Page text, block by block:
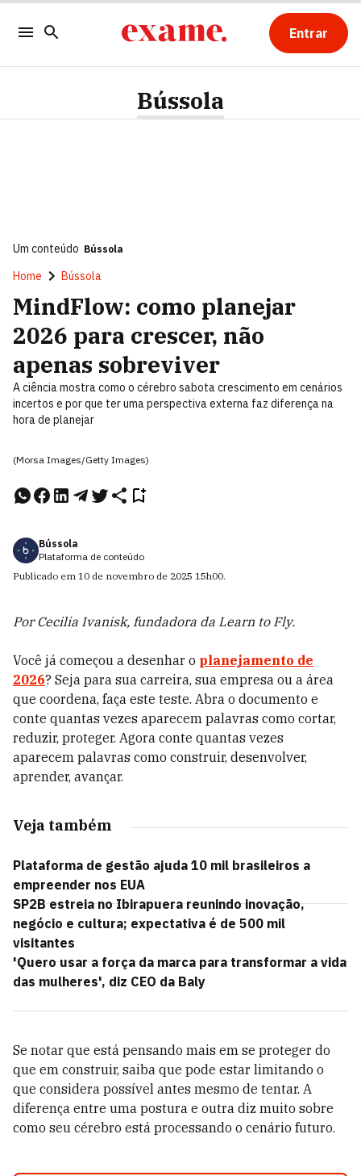
Entrar
Bússola
Um conteúdo Bússola
Home Bússola
MindFlow: como planejar
2026 para crescer, não
apenas sobreviver
A ciência mostra como o cérebro sabota crescimento em cenários
incertos e por que ter uma perspectiva externa faz diferença na
hora de planejar
(Morsa Images/Getty Images)
Bússola
Plataforma de conteúdo
Publicado em 10 de novembro de 2025 15h00.
Por Cecilia Ivanisk, fundadora da Learn to Fly.
Você já começou a desenhar o planejamento de
2026? Seja para sua carreira, sua empresa ou a área
que coordena, faça este teste. Abra o documento e
conte quantas vezes aparecem palavras como cortar,
reduzir, proteger. Agora conte quantas vezes
aparecem palavras como construir, desenvolver,
aprender, avançar.
Veja também
Plataforma de gestão ajuda 10 mil brasileiros a
empreender nos EUA
SP2B estreia no Ibirapuera reunindo inovação,
negócio e cultura; expectativa é de 500 mil
visitantes
'Quero usar a força da marca para transformar a vida
das mulheres', diz CEO da Baly
Se notar que está pensando mais em se proteger do
que em construir, saiba que pode estar limitando o
que considera possível antes mesmo de tentar. A
diferença entre uma postura e outra diz muito sobre
como seu cérebro está processando o cenário futuro.